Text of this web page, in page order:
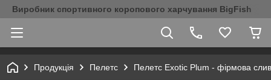
Виробник спортивного коропового харчування BigFish
Продукція Пелетс Пелетс Exotic Plum - фірмова